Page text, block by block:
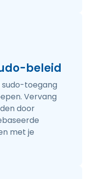
beleid
toegang
Vervang
door
met je